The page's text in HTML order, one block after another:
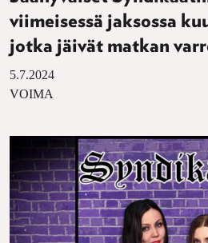
viimeisessä jaksossa
jotka jäivät matkan
5.7.2024
VOIMA